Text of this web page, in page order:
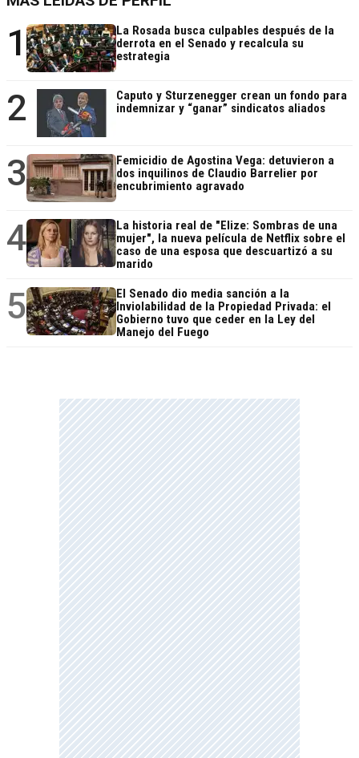
1
La Rosada busca culpables después de la
derrota en el Senado y recalcula su
estrategia
2
Caputo y Sturzenegger crean un fondo para
indemnizar y “ganar” sindicatos aliados
3
Femicidio de Agostina Vega: detuvieron a
dos inquilinos de Claudio Barrelier por
encubrimiento agravado
4
La historia real de "Elize: Sombras de una
mujer", la nueva película de Netflix sobre el
caso de una esposa que descuartizó a su
marido
5
El Senado dio media sanción a la
Inviolabilidad de la Propiedad Privada: el
Gobierno tuvo que ceder en la Ley del
Manejo del Fuego